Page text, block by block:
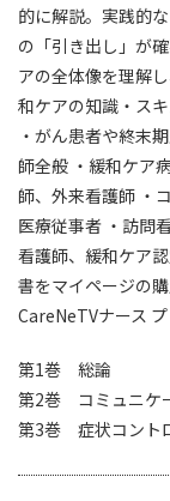
★★★
★★★★★
看護師 21～30年
少し、わかりに
★★★★
★★★★★
看護師 31年目以
鎮静の目的が明
きた
★★★★★
★★★★★
看護師 31年目以
的に解説。実践的
の「引き出し」が
アの全体像を理解
和ケアの知識・ス
・がん患者や終末
師全般 ・緩和ケア
師、外来看護師 ・
医療従事者 ・訪問
看護師、緩和ケア
書をマイページの
CareNeTVナース プ
第1巻 総論
第2巻 コミュニケ
第3巻 症状コント